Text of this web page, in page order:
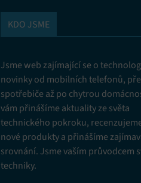
KDO JSME
Jsme web zajímající se o
novinky od mobilních telefonů,
spotřebiče až po chytrou
vám přinášíme aktuality ze světa
technického pokroku,
nové produkty a přinášíme
srovnání. Jsme vaším průvodcem
techniky.